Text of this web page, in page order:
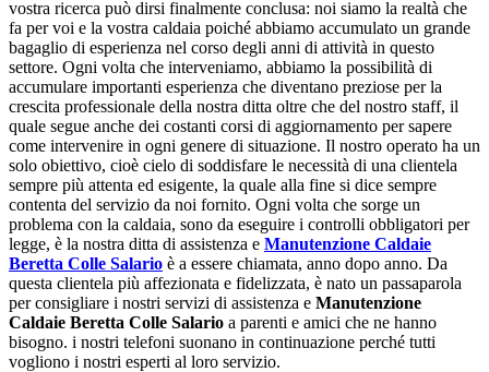
vostra ricerca può dirsi finalmente conclusa: noi siamo la realtà che
fa per voi e la vostra caldaia poiché abbiamo accumulato un grande
bagaglio di esperienza nel corso degli anni di attività in questo
settore. Ogni volta che interveniamo, abbiamo la possibilità di
accumulare importanti esperienza che diventano preziose per la
crescita professionale della nostra ditta oltre che del nostro staff, il
quale segue anche dei costanti corsi di aggiornamento per sapere
come intervenire in ogni genere di situazione. Il nostro operato ha un
solo obiettivo, cioè cielo di soddisfare le necessità di una clientela
sempre più attenta ed esigente, la quale alla fine si dice sempre
contenta del servizio da noi fornito. Ogni volta che sorge un
problema con la caldaia, sono da eseguire i controlli obbligatori per
legge, è la nostra ditta di assistenza e Manutenzione Caldaie
Beretta Colle Salario è a essere chiamata, anno dopo anno. Da
questa clientela più affezionata e fidelizzata, è nato un passaparola
per consigliare i nostri servizi di assistenza e Manutenzione
Caldaie Beretta Colle Salario a parenti e amici che ne hanno
bisogno. i nostri telefoni suonano in continuazione perché tutti
vogliono i nostri esperti al loro servizio.